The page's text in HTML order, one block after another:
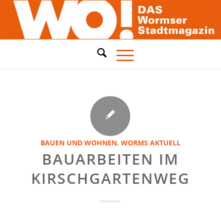
BAUEN UND WOHNEN, WORMS AKTUELL
BAUARBEITEN IM
KIRSCHGARTENWEG